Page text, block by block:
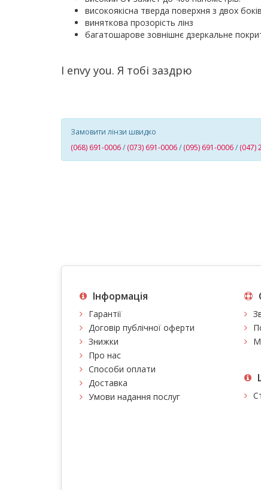
високоякісна тверда поверхня з двох
виняткова прозорість лінз
багатошарове зовнішнє дзеркальне
I envy you. Я тобі заздрю
Замовити лінзи швидко
(068) 691-0006/ (073) 691-0006/ (095) 691-0006/ (047)
Інформація
Гарантії
Договір публічної оферти
Знижки
Про нас
Способи оплати
Доставка
Умови надання послуг